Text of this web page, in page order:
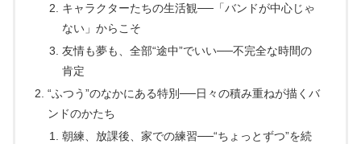
キャラクターたちの生活観──「バンドが中心じゃ
ない」からこそ
友情も夢も、全部“途中”でいい──不完全な時間の
肯定
“ふつう”のなかにある特別──日々の積み重ねが描くバ
ンドのかたち
朝練、放課後、家での練習──“ちょっとずつ”を続